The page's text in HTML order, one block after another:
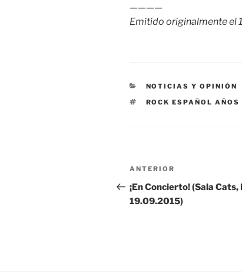
————
Emitido originalmente el
CATEGORÍAS
NOTICIAS Y OPINIÓN
ETIQUETAS
ROCK ESPAÑOL
Navegación
de
entradas
Entrada
anterior:
ANTERIOR
¡En Concierto! (Sala
19.09.2015)